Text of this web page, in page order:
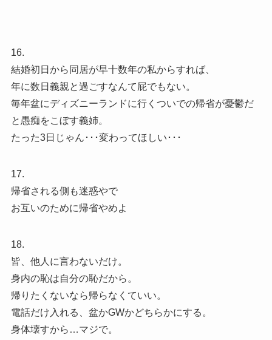
16.
結婚初日から同居が早十数年の私からすれば、
年に数日義親と過ごすなんて屁でもない。
毎年盆にディズニーランドに行くついでの帰省が憂鬱だ
と愚痴をこぼす義姉。
たった3日じゃん･･･変わってほしい･･･
17.
帰省される側も迷惑やで
お互いのために帰省やめよ
18.
皆、他人に言わないだけ。
身内の恥は自分の恥だから。
帰りたくないなら帰らなくていい。
電話だけ入れる、盆かGWかどちらかにする。
身体壊すから…マジで。